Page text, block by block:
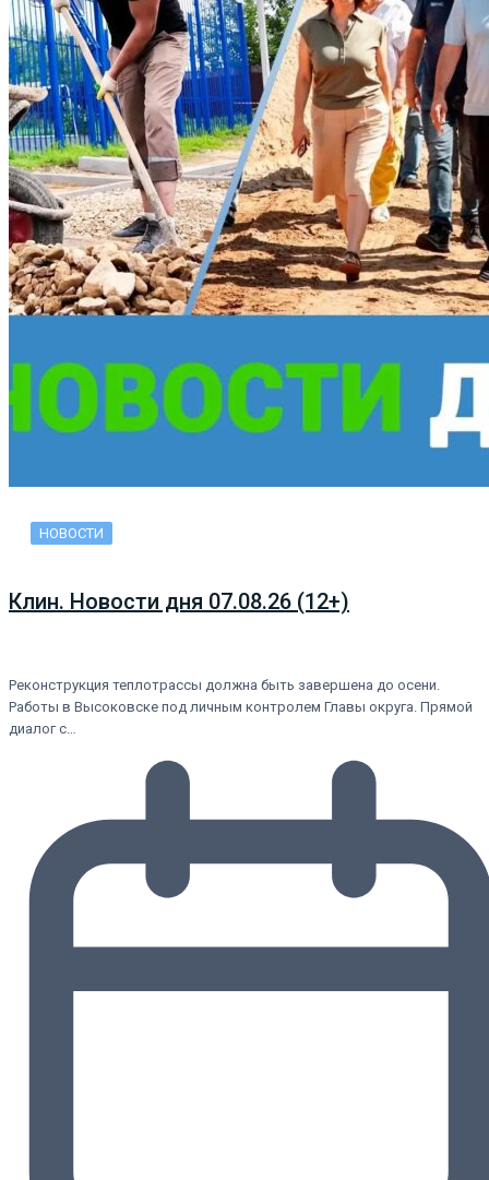
НОВОСТИ
Клин. Новости дня 07.08.26 (12+)
Реконструкция теплотрассы должна быть завершена до осени.
Работы в Высоковске под личным контролем Главы округа. Прямой
диалог с…